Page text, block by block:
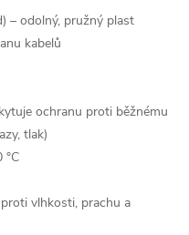
– odolný, pružný plast
kabelů
ochranu proti běžnému
tlak)
°C
vlhkosti, prachu a